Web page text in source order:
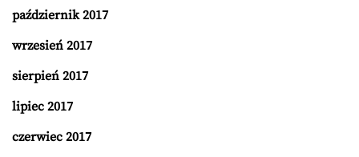
październik 2017
wrzesień 2017
sierpień 2017
lipiec 2017
czerwiec 2017